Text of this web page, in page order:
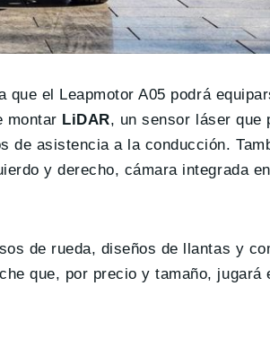
el Leapmotor A05 podrá
montar LiDAR, un sensor láser que
de asistencia a la conducción.
y derecho, cámara integrada
de rueda, diseños de llantas y
que, por precio y tamaño, jugará